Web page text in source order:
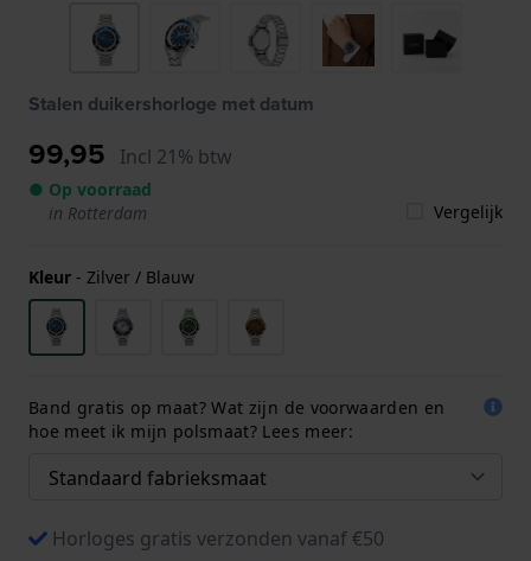
Stalen duikershorloge met datum
99,95 Incl 21% btw
● Op voorraad
in Rotterdam
Vergelijk
Kleur - Zilver / Blauw
Band gratis op maat? Wat zijn de voorwaarden en
hoe meet ik mijn polsmaat? Lees meer:
Horloges gratis verzonden vanaf €50